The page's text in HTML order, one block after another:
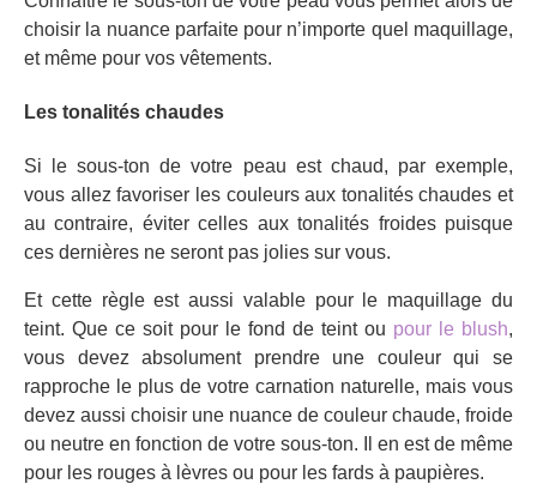
choisir la nuance parfaite pour n’importe quel maquillage,
et même pour vos vêtements.
Les tonalités chaudes
Si le sous-ton de votre peau est chaud, par exemple,
vous allez favoriser les couleurs aux tonalités chaudes et
au contraire, éviter celles aux tonalités froides puisque
ces dernières ne seront pas jolies sur vous.
Et cette règle est aussi valable pour le maquillage du
teint. Que ce soit pour le fond de teint ou pour le blush,
vous devez absolument prendre une couleur qui se
rapproche le plus de votre carnation naturelle, mais vous
devez aussi choisir une nuance de couleur chaude, froide
ou neutre en fonction de votre sous-ton. Il en est de même
pour les rouges à lèvres ou pour les fards à paupières.